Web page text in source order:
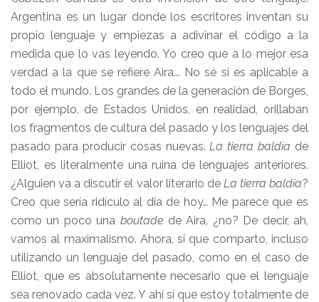
Argentina es un lugar donde los escritores inventan su
propio lenguaje y empiezas a adivinar el código a la
medida que lo vas leyendo. Yo creo que a lo mejor esa
verdad a la que se refiere Aira... No sé si es aplicable a
todo el mundo. Los grandes de la generación de Borges,
por ejemplo, de Estados Unidos, en realidad, orillaban
los fragmentos de cultura del pasado y los lenguajes del
pasado para producir cosas nuevas.La tierra baldía de
Elliot, es literalmente una ruina de lenguajes anteriores.
¿Alguien va a discutir el valor literario de La tierra baldía?
Creo que sería ridículo al día de hoy… Me parece que es
como un poco una boutade de Aira, ¿no? De decir, ah,
vamos al maximalismo. Ahora, sí que comparto, incluso
utilizando un lenguaje del pasado, como en el caso de
Elliot, que es absolutamente necesario que el lenguaje
sea renovado cada vez. Y ahí sí que estoy totalmente de